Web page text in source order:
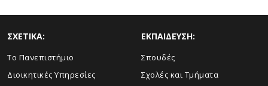
ΣΧΕΤΙΚΑ:
Το Πανεπιστήμιο
Διοικητικές Υπηρεσίες
ΕΚΠΑΙΔΕΥΣΗ:
Σπουδές
Σχολές και Τμήματα